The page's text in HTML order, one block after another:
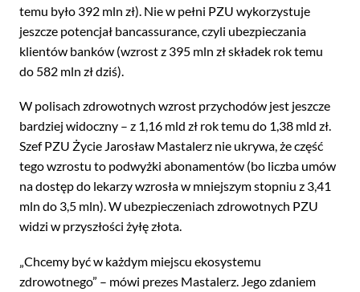
temu było 392 mln zł). Nie w pełni PZU wykorzystuje
jeszcze potencjał bancassurance, czyli ubezpieczania
klientów banków (wzrost z 395 mln zł składek rok temu
do 582 mln zł dziś).
W polisach zdrowotnych wzrost przychodów jest jeszcze
bardziej widoczny – z 1,16 mld zł rok temu do 1,38 mld zł.
Szef PZU Życie Jarosław Mastalerz nie ukrywa, że część
tego wzrostu to podwyżki abonamentów (bo liczba umów
na dostęp do lekarzy wzrosła w mniejszym stopniu z 3,41
mln do 3,5 mln). W ubezpieczeniach zdrowotnych PZU
widzi w przyszłości żyłę złota.
„Chcemy być w każdym miejscu ekosystemu
zdrowotnego” – mówi prezes Mastalerz. Jego zdaniem